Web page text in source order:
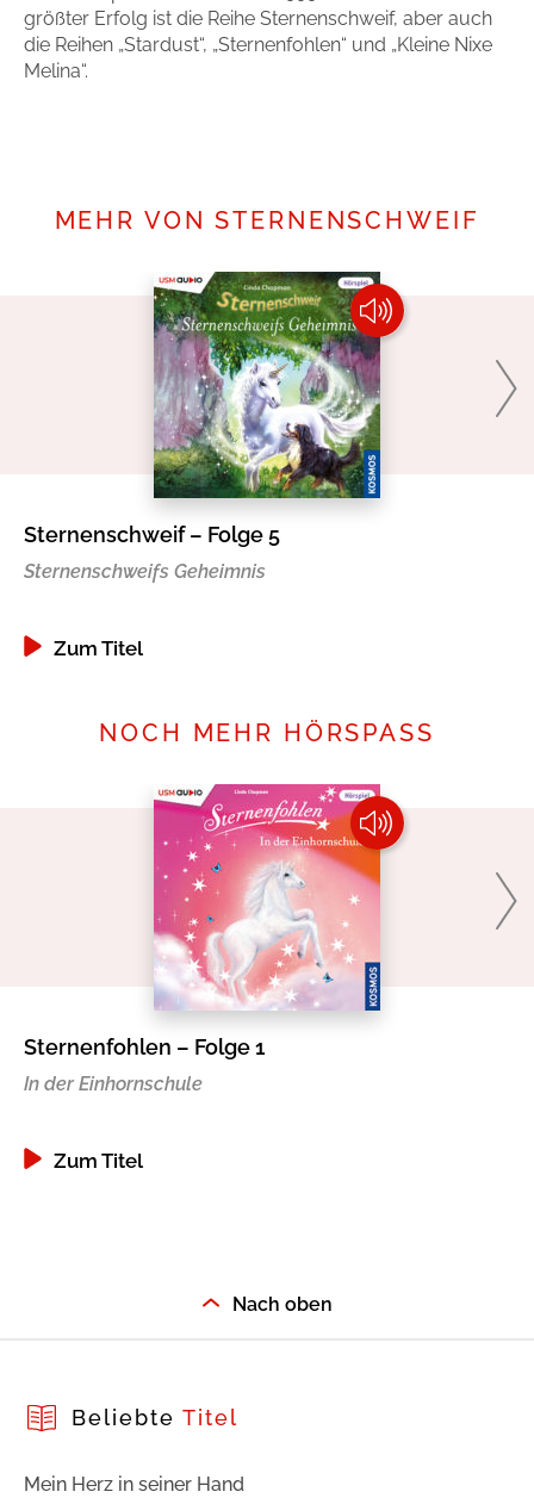
größter Erfolg ist die Reihe Sternenschweif, aber auch
die Reihen „Stardust“, „Sternenfohlen“ und „Kleine Nixe
Melina“.
MEHR VON STERNENSCHWEIF
Sternenschweif – Folge 5
Sternenschweifs Geheimnis
Zum Titel
NOCH MEHR HÖRSPASS
Sternenfohlen – Folge 1
In der Einhornschule
Zum Titel
Nach oben
Beliebte Titel
Mein Herz in seiner Hand